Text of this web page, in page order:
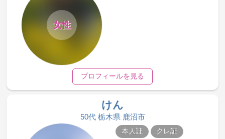
女性
プロフィールを見る
けん
50代 栃木県 鹿沼市
本人証 クレ証